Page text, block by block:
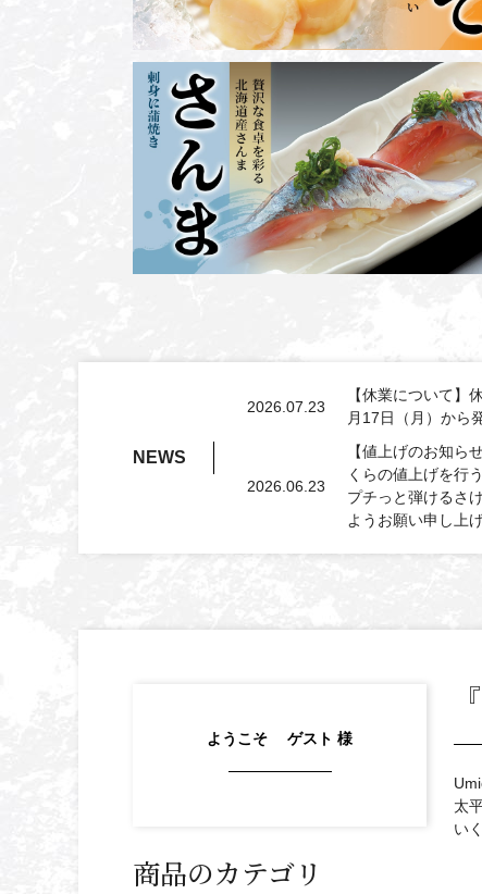
NEWS
2026.07.23
【休業について
月17日（月）から
2026.06.23
【値上げのお知
くらの値上げを行
プチっと弾ける
ようお願い申し上げ
ようこそ ゲスト 様
商品のカテゴリ
太
い